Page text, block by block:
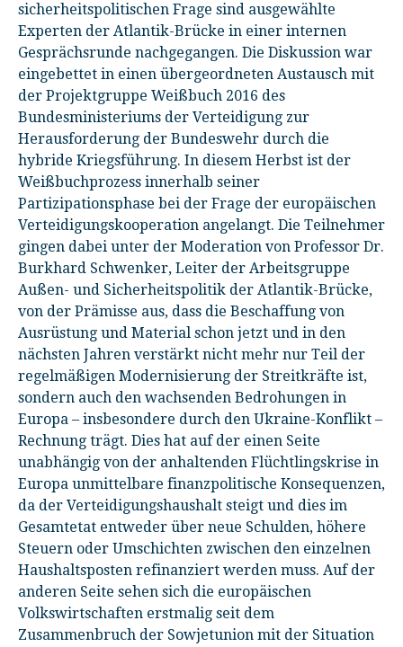
sicherheitspolitischen Frage sind ausgewählte
Experten der Atlantik-Brücke in einer internen
Gesprächsrunde nachgegangen. Die Diskussion war
eingebettet in einen übergeordneten Austausch mit
der Projektgruppe Weißbuch 2016 des
Bundesministeriums der Verteidigung zur
Herausforderung der Bundeswehr durch die
hybride Kriegsführung. In diesem Herbst ist der
Weißbuchprozess innerhalb seiner
Partizipationsphase bei der Frage der europäischen
Verteidigungskooperation angelangt. Die Teilnehmer
gingen dabei unter der Moderation von Professor Dr.
Burkhard Schwenker, Leiter der Arbeitsgruppe
Außen- und Sicherheitspolitik der Atlantik-Brücke,
von der Prämisse aus, dass die Beschaffung von
Ausrüstung und Material schon jetzt und in den
nächsten Jahren verstärkt nicht mehr nur Teil der
regelmäßigen Modernisierung der Streitkräfte ist,
sondern auch den wachsenden Bedrohungen in
Europa – insbesondere durch den Ukraine-Konflikt –
Rechnung trägt. Dies hat auf der einen Seite
unabhängig von der anhaltenden Flüchtlingskrise in
Europa unmittelbare finanzpolitische Konsequenzen,
da der Verteidigungshaushalt steigt und dies im
Gesamtetat entweder über neue Schulden, höhere
Steuern oder Umschichten zwischen den einzelnen
Haushaltsposten refinanziert werden muss. Auf der
anderen Seite sehen sich die europäischen
Volkswirtschaften erstmalig seit dem
Zusammenbruch der Sowjetunion mit der Situation